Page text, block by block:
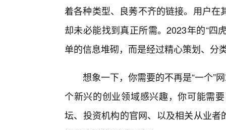
着各种类型、良莠不齐的链接。用户
却未必能找到真正所需。2023年的“四
单的信息堆砌，而是经过精心策划、分
想象一下，你需要的不再是“一个”
个新兴的创业领域感兴趣，你可能需
坛、投资机构的官网、以及相关从业者